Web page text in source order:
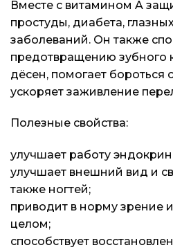
Вместе с витамином A
простуды, диабета,
заболеваний. Он также
предотвращению зубного
дёсен, помогает бороться
ускоряет заживление
Полезные свойства:
улучшает работу
улучшает внешний вид и
также ногтей;
приводит в норму зрение
целом;
способствует